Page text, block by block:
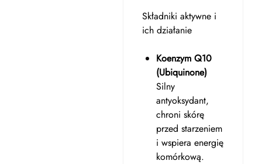
Składniki aktywne i
ich działanie
Koenzym Q10
(Ubiquinone)
Silny
antyoksydant,
chroni skórę
przed starzeniem
i wspiera energię
komórkową.